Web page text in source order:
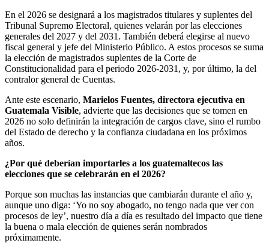
En el 2026 se designará a los magistrados titulares y suplentes del
Tribunal Supremo Electoral, quienes velarán por las elecciones
generales del 2027 y del 2031. También deberá elegirse al nuevo
fiscal general y jefe del Ministerio Público. A estos procesos se suma
la elección de magistrados suplentes de la Corte de
Constitucionalidad para el periodo 2026-2031, y, por último, la del
contralor general de Cuentas.
Ante este escenario, Marielos Fuentes, directora ejecutiva en
Guatemala Visible, advierte que las decisiones que se tomen en
2026 no solo definirán la integración de cargos clave, sino el rumbo
del Estado de derecho y la confianza ciudadana en los próximos
años.
¿Por qué deberían importarles a los guatemaltecos las
elecciones que se celebrarán en el 2026?
Porque son muchas las instancias que cambiarán durante el año y,
aunque uno diga: ‘Yo no soy abogado, no tengo nada que ver con
procesos de ley’, nuestro día a día es resultado del impacto que tiene
la buena o mala elección de quienes serán nombrados
próximamente.